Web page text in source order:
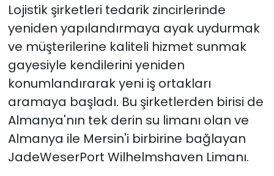
Lojistik şirketleri tedarik zincirlerinde
yeniden yapılandırmaya ayak uydurmak
ve müşterilerine kaliteli hizmet sunmak
gayesiyle kendilerini yeniden
konumlandırarak yeni iş ortakları
aramaya başladı. Bu şirketlerden birisi de
Almanya'nın tek derin su limanı olan ve
Almanya ile Mersin'i birbirine bağlayan
JadeWeserPort Wilhelmshaven Limanı.